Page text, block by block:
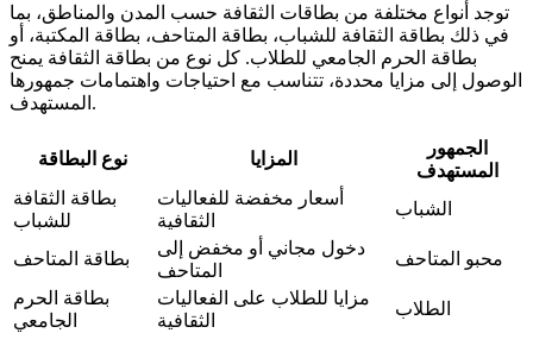
توجد أنواع مختلفة من بطاقات الثقافة حسب المدن والمناطق، بما
في ذلك بطاقة الثقافة للشباب، بطاقة المتاحف، بطاقة المكتبة، أو
بطاقة الحرم الجامعي للطلاب. كل نوع من بطاقة الثقافة يمنح
الوصول إلى مزايا محددة، تتناسب مع احتياجات واهتمامات جمهورها
المستهدف.
نوع البطاقة المزايا
الجمهور
المستهدف
بطاقة الثقافة
للشباب
أسعار مخفضة للفعاليات
الثقافية
الشباب
بطاقة المتاحف
دخول مجاني أو مخفض إلى
المتاحف
محبو المتاحف
بطاقة الحرم
الجامعي
مزايا للطلاب على الفعاليات
الثقافية
الطلاب